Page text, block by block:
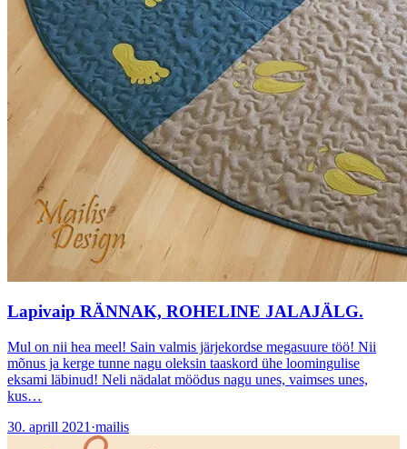
Lapivaip RÄNNAK, ROHELINE JALAJÄLG.
Mul on nii hea meel! Sain valmis järjekordse megasuure töö! Nii
mõnus ja kerge tunne nagu oleksin taaskord ühe loomingulise
eksami läbinud! Neli nädalat möödus nagu unes, vaimses unes,
kus…
30. aprill 2021 ·mailis